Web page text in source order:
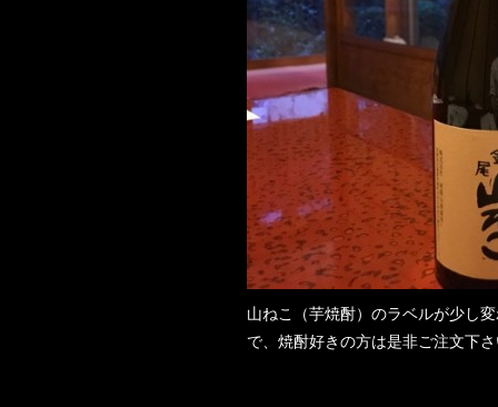
山ねこ（芋焼酎）のラベルが少し
で、焼酎好きの方は是非ご注文下